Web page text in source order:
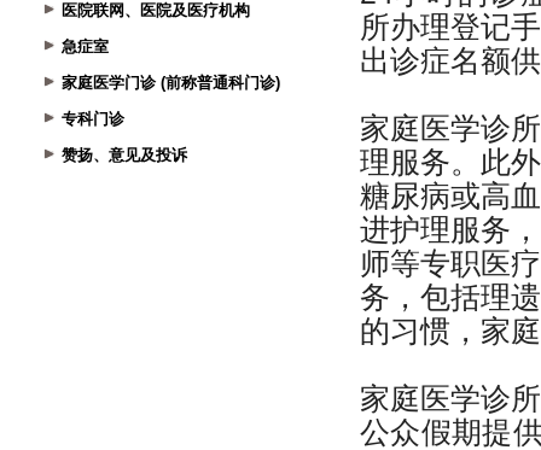
医院联网、医院及医疗机构
急症室
家庭医学门诊 (前称普通科门诊)
专科门诊
赞扬、意见及投诉